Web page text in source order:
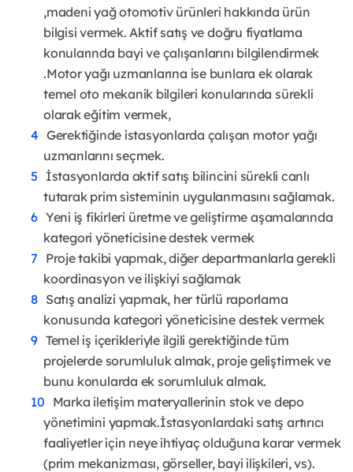
,madeni yağ otomotiv ürünleri hakkında ürün
bilgisi vermek. Aktif satış ve doğru fiyatlama
konularında bayi ve çalışanlarını bilgilendirmek
.Motor yağı uzmanlarına ise bunlara ek olarak
temel oto mekanik bilgileri konularında sürekli
olarak eğitim vermek,
Gerektiğinde istasyonlarda çalışan motor yağı
uzmanlarını seçmek.
İstasyonlarda aktif satış bilincini sürekli canlı
tutarak prim sisteminin uygulanmasını sağlamak.
Yeni iş fikirleri üretme ve geliştirme aşamalarında
kategori yöneticisine destek vermek
Proje takibi yapmak, diğer departmanlarla gerekli
koordinasyon ve ilişkiyi sağlamak
Satış analizi yapmak, her türlü raporlama
konusunda kategori yöneticisine destek vermek
Temel iş içerikleriyle ilgili gerektiğinde tüm
projelerde sorumluluk almak, proje geliştirmek ve
bunu konularda ek sorumluluk almak.
Marka iletişim materyallerinin stok ve depo
yönetimini yapmak.İstasyonlardaki satış artırıcı
faaliyetler için neye ihtiyaç olduğuna karar vermek
(prim mekanizması, görseller, bayi ilişkileri, vs).